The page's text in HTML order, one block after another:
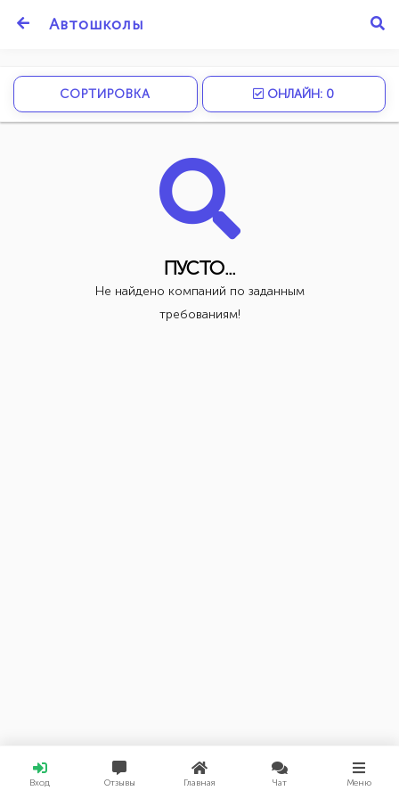
Автошколы
Вход Отзывы Главная Чат Меню
СОРТИРОВКА ОНЛАЙН: 0
ПУСТО...
Не найдено компаний по заданным
требованиям!